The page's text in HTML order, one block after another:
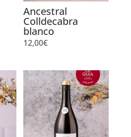
Ancestral
Colldecabra
blanco
12,00€